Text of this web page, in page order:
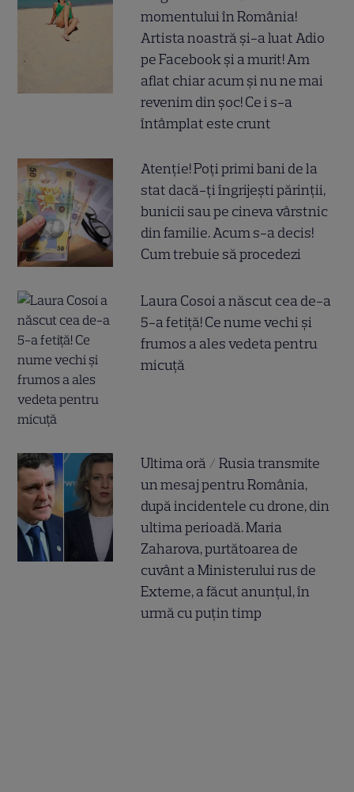
momentului în România!
Artista noastră și-a luat Adio
pe Facebook și a murit! Am
aflat chiar acum și nu ne mai
revenim din șoc! Ce i s-a
întâmplat este crunt
Atenție! Poți primi bani de la
stat dacă-ți îngrijești părinții,
bunicii sau pe cineva vârstnic
din familie. Acum s-a decis!
Cum trebuie să procedezi
Laura Cosoi a născut cea de-a
5-a fetiță! Ce nume vechi și
frumos a ales vedeta pentru
micuță
Ultima oră / Rusia transmite
un mesaj pentru România,
după incidentele cu drone, din
ultima perioadă. Maria
Zaharova, purtătoarea de
cuvânt a Ministerului rus de
Externe, a făcut anunțul, în
urmă cu puțin timp